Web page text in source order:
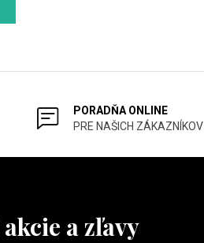
PORADŇA ONLINE
PRE NAŠICH ZÁKAZNÍKOV
a zľavy